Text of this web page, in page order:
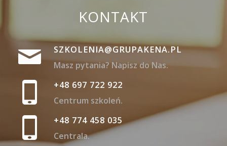
KONTAKT
SZKOLENIA@GRUPAKENA.PL
Masz pytania? Napisz do Nas.
+48 697 722 922
Centrum szkoleń.
+48 774 458 035
Centrala.